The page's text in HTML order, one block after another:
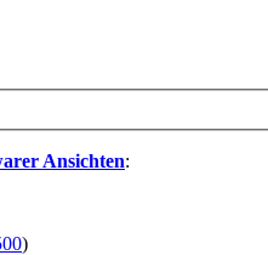
Ansichten:
)